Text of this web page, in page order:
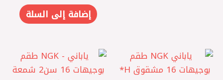
إضافة إلى السلة